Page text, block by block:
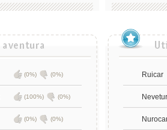
(0%) (0%)
(100%) (0%)
(0%) (0%)
Ruicar
Nevetur